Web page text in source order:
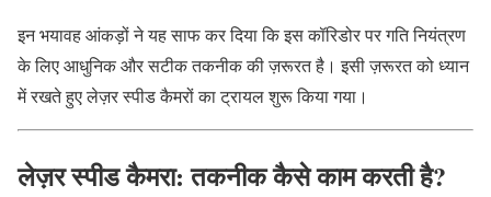
इन भयावह आंकड़ों ने यह साफ कर दिया कि इस कॉरिडोर पर गति नियंत्रण
के लिए आधुनिक और सटीक तकनीक की ज़रूरत है। इसी ज़रूरत को ध्यान
में रखते हुए लेज़र स्पीड कैमरों का ट्रायल शुरू किया गया।
लेज़र स्पीड कैमरा: तकनीक कैसे काम करती है?